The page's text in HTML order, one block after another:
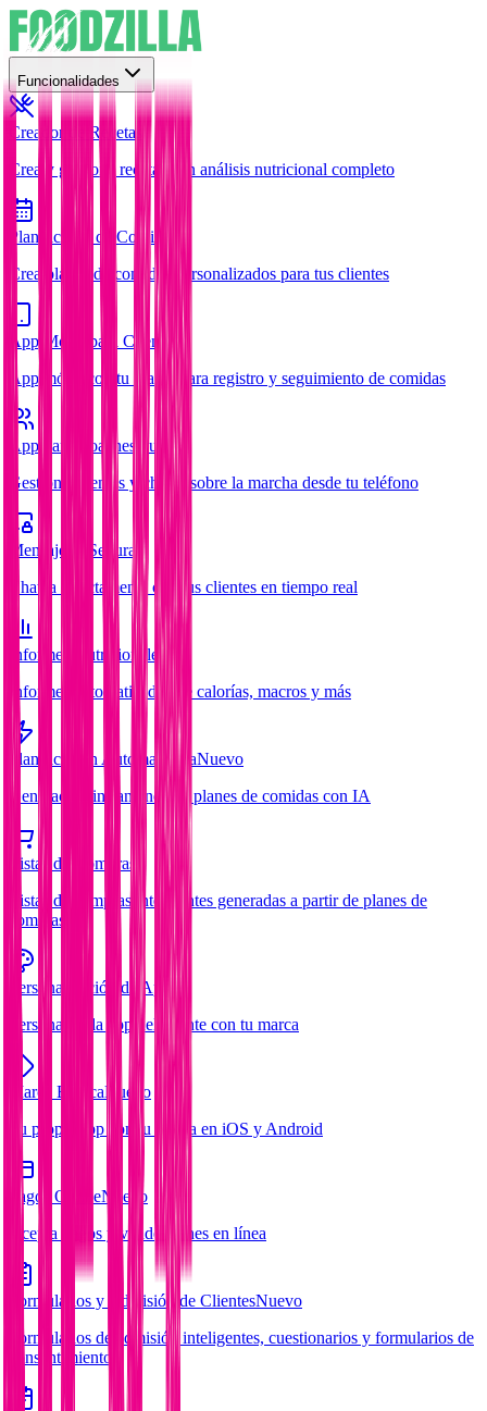
Funcionalidades
Creador de Recetas
Crea y gestiona recetas con análisis nutricional completo
Planificador de Comidas
Crea planes de comidas personalizados para tus clientes
App Móvil para Clientes
App móvil con tu marca para registro y seguimiento de comidas
App para Coaches Nuevo
Gestiona clientes y chatea sobre la marcha desde tu teléfono
Mensajería Segura
Chatea directamente con tus clientes en tiempo real
Informes Nutricionales
Informes automatizados de calorías, macros y más
Planificación AutomatizadaNuevo
Generación instantánea de planes de comidas con IA
Listas de Compras
Listas de compras inteligentes generadas a partir de planes de
comidas
Personalización de App
Personaliza la app del cliente con tu marca
Marca BlancaNuevo
Tu propia app con tu marca en iOS y Android
Pagos OnlineNuevo
Acepta pagos y vende planes en línea
Formularios y Admisión de ClientesNuevo
Formularios de admisión inteligentes, cuestionarios y formularios de
consentimiento